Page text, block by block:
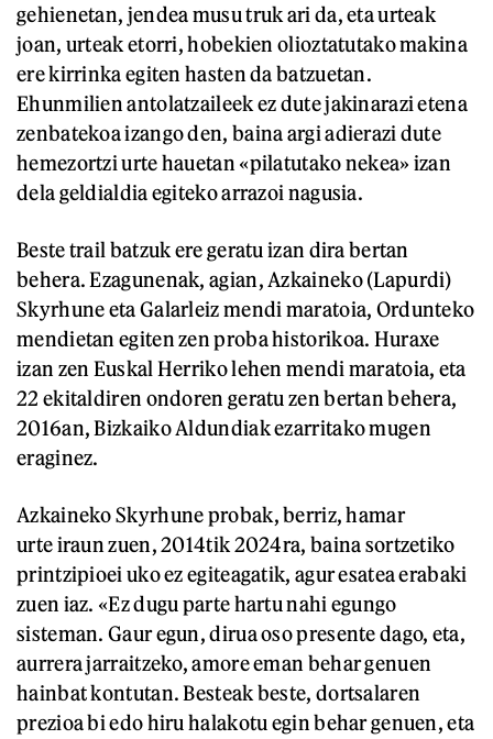
gehienetan, jendea musu truk ari da, eta urteak
joan, urteak etorri, hobekien olioztatutako makina
ere kirrinka egiten hasten da batzuetan.
Ehunmilien antolatzaileek ez dute jakinarazi etena
zenbatekoa izango den, baina argi adierazi dute
hemezortzi urte hauetan «pilatutako nekea» izan
dela geldialdia egiteko arrazoi nagusia.
Beste trail batzuk ere geratu izan dira bertan
behera. Ezagunenak, agian, Azkaineko (Lapurdi)
Skyrhune eta Galarleiz mendi maratoia, Ordunteko
mendietan egiten zen proba historikoa. Huraxe
izan zen Euskal Herriko lehen mendi maratoia, eta
22 ekitaldiren ondoren geratu zen bertan behera,
2016an, Bizkaiko Aldundiak ezarritako mugen
eraginez.
Azkaineko Skyrhune probak, berriz, hamar
urte iraun zuen, 2014tik 2024ra, baina sortzetiko
printzipioei uko ez egiteagatik, agur esatea erabaki
zuen iaz. «Ez dugu parte hartu nahi egungo
sisteman. Gaur egun, dirua oso presente dago, eta,
aurrera jarraitzeko, amore eman behar genuen
hainbat kontutan. Besteak beste, dortsalaren
prezioa bi edo hiru halakotu egin behar genuen, eta